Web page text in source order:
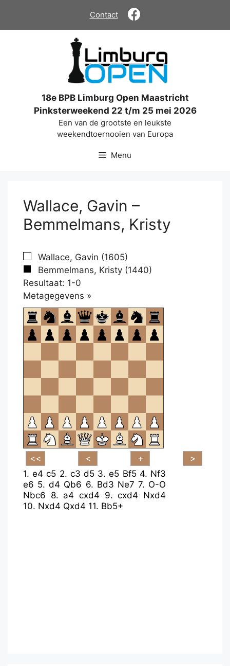
de
Contact
18e BPB Limburg Open Maastricht
Pinksterweekend 22 t/m 25 mei 2026
Een van de grootste en leukste
weekendtoernooien van Europa
Menu
Wallace, Gavin –
Bemmelmans, Kristy
Wallace, Gavin (1605)
Bemmelmans, Kristy (1440)
Resultaat: 1-0
Metagegevens »
om
te
openen.
1.e4 c5 2. c3 d5 3.e5 Bf5 4. Nf3
e6 5.d4 Qb6 6. Bd3 Ne7 7. O-O
Nbc6 8. a4 cxd4 9.cxd4 Nxd4
10. Nxd4 Qxd4 11. Bb5+